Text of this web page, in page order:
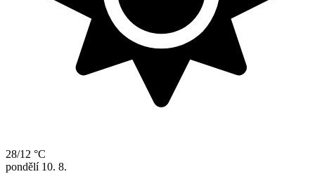
28/12 °C
pondělí 10. 8.